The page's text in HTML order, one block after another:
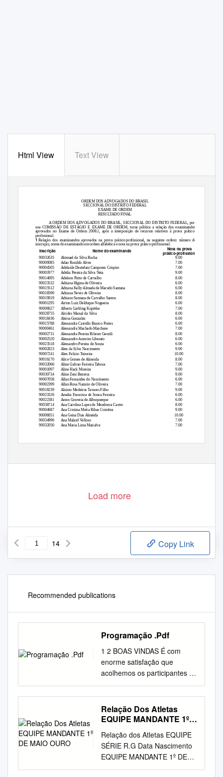
Html View Text View
ORDEM DOS ADVOGADOS DO BRASIL
SECCIONAL DO DISTRITO FEDERAL
EXAME DE ORDEM
RESULTADO FINAL
A ORDEM DOS ADVOGADOS DO BRASIL, SECCIONAL DO DISTRITO FEDERAL, por
sua COMISSÃO DE ESTÁGIO E EXAME DE ORDEM, torna pública a relação dos examinandos
aprovados no Exame de Ordem 2008.1, após a interposição de recursos relativos à prova prático-
profissional.
1Relação dos examinandos aprovados na prova prático-profissional, na seguinte ordem: número de
inscrição, nome do examinando em ordem alfabética e nota na prova prático-profissional.
Nota na prova
Inscrição Nome do examinando prático-profissional
90032635
90009085
90004505
90001977
90014695
90023532
90015512
90018590
90019919
90001295
90006627
90028755
90018436
90015788
90000461
90002731
90002520
90023518
90002823
90007241
90016170
90032066
90001097
90030734
90007058
90002399
90018239
90023326
90022381
90038714
90004687
90006651
90034996
90032050
Abimael da Silva Rocha
Adao Ronildo Alves
9.00
7.00
7.00
9.00
8.00
6.00
6.00
8.00
8.00
6.00
7.00
8.00
6.00
6.00
7.00
8.00
6.00
6.00
9.00
10.00
8.00
7.00
9.00
9.00
6.00
7.00
9.00
6.00
6.00
8.00
9.00
10.00
7.00
7.00
Adelaide Destefani Camporez Crispim
Adelia Pereira da Silva Neta
Adelson Pinto de Carvalho
Adriana Higina de Oliveira
Adriana Kelly Almada de Macedo Santana
Adriana Neves de Oliveira
Adriano Santana de Carvalho Santos
Airton Luiz Delduque Nogueira
Alberto Liebling Kopittke
Alcides Marsal da Silva
Aleisa Gonzalez
Alessandra Castello Branco Portes
Alessandra Machado Marchese
Alessandra Pereira Ribeiro Gentili
Alessandro Amorim Liberato
Alessandro Pereira de Souza
Alex da Silva Nascimento
Alex Felicio Teixeira
Alice Gomes de Almeida
Aline Galvao Ferreira Tabosa
Aline Hack Moreira
Aline Zeni Bezerra
Allan Fernandes do Nascimento
Allan Rosa Nazario de Oliveira
Aluisio Medeiros Tavares Filho
Amelia Francisca de Souza Ferreira
Amos Gouveia de Albuquerque
Ana Carolina Lopes de Mendonca Castro
Ana Cristina Motta Ribas Coimbra
Ana Geisa Dias Almeida
Ana Malard Velloso
Ana Maria Lima Marialva
Load more
14 Copy Link
Recommended publications
Programação .Pdf
1 2 BOAS VINDAS É com
enorme satisfação que
acolhemos os participantes do
XIV Simpósio Brasileiro de
Automação Inteligente (SBAI)
na cidade de Ouro Preto,
Minas Gerais. Organizado
Universidade Federal de Ouro
Preto (UFOP) e pelo Instituto
Tecnológico Vale (ITV), o
evento superou as edições
Relação Dos Atletas
EQUIPE MANDANTE 1º
Relação dos Atletas EQUIPE
SÉRIE R.G Data Nascimento
EQUIPE MANDANTE 1º DE
MAIO OURO ALAN DE